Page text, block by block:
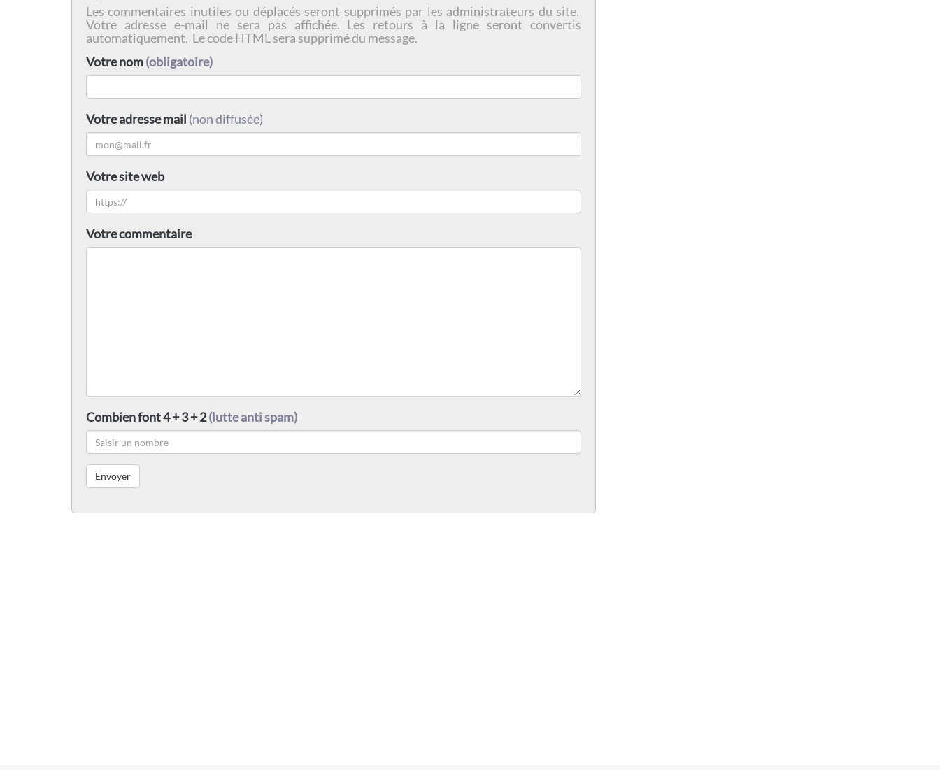
Les commentaires inutiles ou déplacés seront supprimés par les administrateurs du site.
Votre adresse e-mail ne sera pas affichée. Les retours à la ligne seront convertis
automatiquement. Le code HTML sera supprimé du message.
Votre nom(obligatoire)
Votre adresse mail (non diffusée)
Votre site web
Votre commentaire
Combien font 4 + 3 + 2(lutte anti spam)